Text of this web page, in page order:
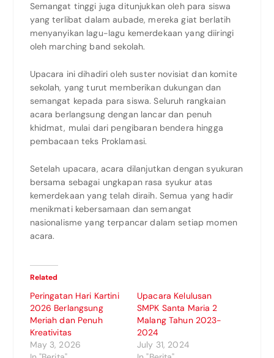
Semangat tinggi juga ditunjukkan oleh para siswa
yang terlibat dalam aubade, mereka giat berlatih
menyanyikan lagu-lagu kemerdekaan yang diiringi
oleh marching band sekolah.
Upacara ini dihadiri oleh suster novisiat dan komite
sekolah, yang turut memberikan dukungan dan
semangat kepada para siswa. Seluruh rangkaian
acara berlangsung dengan lancar dan penuh
khidmat, mulai dari pengibaran bendera hingga
pembacaan teks Proklamasi.
Setelah upacara, acara dilanjutkan dengan syukuran
bersama sebagai ungkapan rasa syukur atas
kemerdekaan yang telah diraih. Semua yang hadir
menikmati kebersamaan dan semangat
nasionalisme yang terpancar dalam setiap momen
acara.
Related
Peringatan Hari Kartini
2026 Berlangsung
Meriah dan Penuh
Kreativitas
May 3, 2026
Upacara Kelulusan
SMPK Santa Maria 2
Malang Tahun 2023-
2024
July 31, 2024